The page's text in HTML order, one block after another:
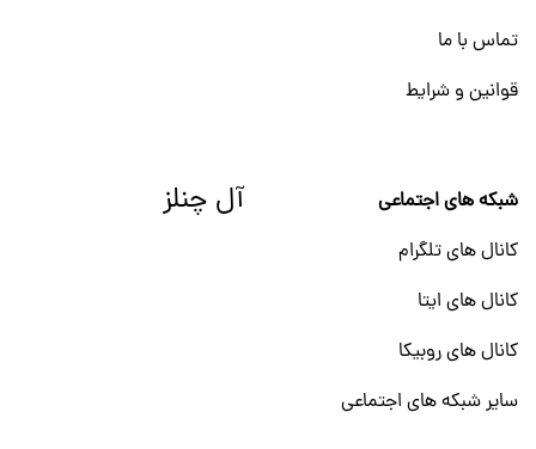
تماس با ما
قوانین و شرایط
شبکه های اجتماعی
کانال های تلگرام
کانال های ایتا
کانال های روبیکا
سایر شبکه های اجتماعی
آل چنلز